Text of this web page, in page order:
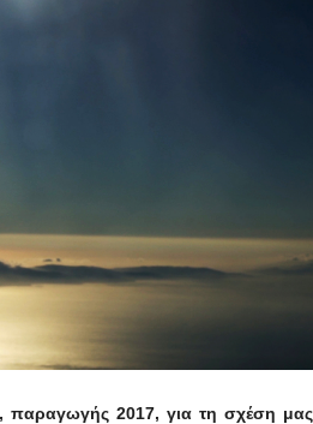
παραγωγής 2017, για τη σχέση